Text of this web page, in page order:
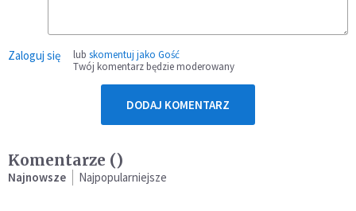
Zaloguj się lub skomentuj jako Gość
Twój komentarz będzie moderowany
DODAJ KOMENTARZ
Komentarze ()
Najnowsze Najpopularniejsze